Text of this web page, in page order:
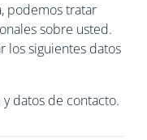
podemos tratar
sobre usted.
los siguientes datos
datos de contacto.